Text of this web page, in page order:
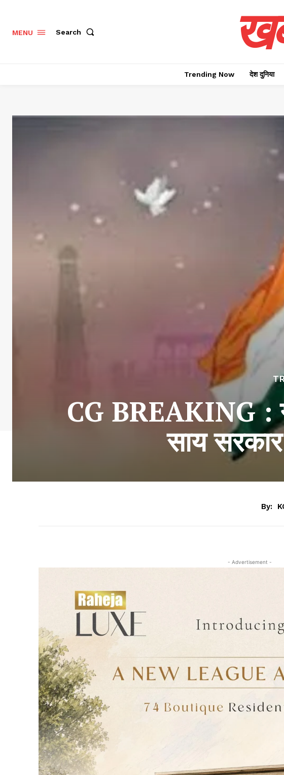
MENU Search
Trending Now देश दुनिया
CG BREAKING :
साय
By:
- Advertisement -